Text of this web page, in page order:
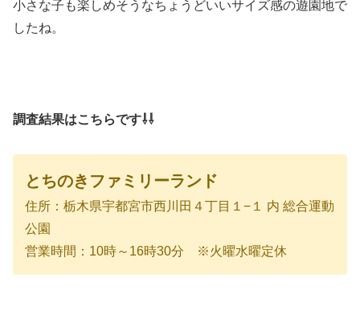
小さな子も楽しめそうなちょうどいいサイズ感の遊園地で
したね。
調査結果はこちらです⇩⇩
とちのきファミリーランド
住所：栃木県宇都宮市西川田４丁目１−１ 内 総合運動
公園
営業時間：10時～16時30分 ※火曜水曜定休